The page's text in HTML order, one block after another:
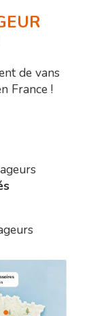
de vans
France !